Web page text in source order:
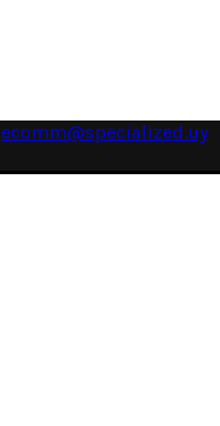
ecomm@specialized.uy